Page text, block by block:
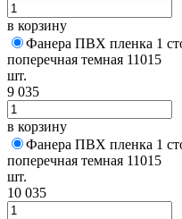
в корзину
Фанера ПВХ пленка 1
поперечная темная 11015
шт.
9 035
в корзину
Фанера ПВХ пленка 1
поперечная темная 11015
шт.
10 035